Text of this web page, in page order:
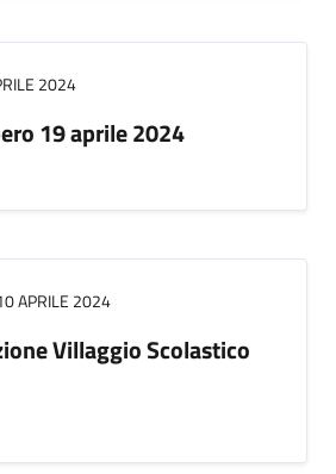
2024
19 aprile 2024
APRILE 2024
Villaggio Scolastico